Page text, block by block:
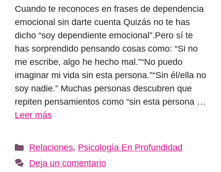
Cuando te reconoces en frases de dependencia
emocional sin darte cuenta Quizás no te has
dicho “soy dependiente emocional”.Pero sí te
has sorprendido pensando cosas como: “Si no
me escribe, algo he hecho mal.”“No puedo
imaginar mi vida sin esta persona.”“Sin él/ella no
soy nadie.” Muchas personas descubren que
repiten pensamientos como “sin esta persona …
Leer más
Categorías
Relaciones, Psicología En Profundidad
Deja un comentario